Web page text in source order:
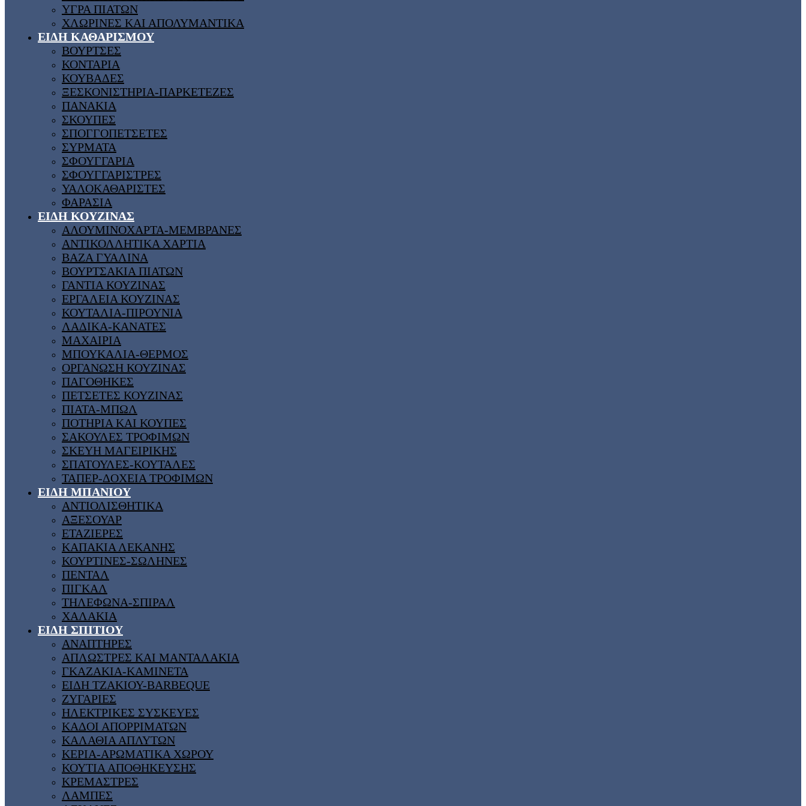
ΥΓΡΑ ΠΙΑΤΩΝ
ΧΛΩΡΙΝΕΣ ΚΑΙ ΑΠΟΛΥΜΑΝΤΙΚΑ
ΕΙΔΗ ΚΑΘΑΡΙΣΜΟΥ
ΒΟΥΡΤΣΕΣ
ΚΟΝΤΑΡΙΑ
ΚΟΥΒΑΔΕΣ
ΞΕΣΚΟΝΙΣΤΗΡΙΑ-ΠΑΡΚΕΤΕΖΕΣ
ΠΑΝΑΚΙΑ
ΣΚΟΥΠΕΣ
ΣΠΟΓΓΟΠΕΤΣΕΤΕΣ
ΣΥΡΜΑΤΑ
ΣΦΟΥΓΓΑΡΙΑ
ΣΦΟΥΓΓΑΡΙΣΤΡΕΣ
ΥΑΛΟΚΑΘΑΡΙΣΤΕΣ
ΦΑΡΑΣΙΑ
ΕΙΔΗ ΚΟΥΖΙΝΑΣ
ΑΛΟΥΜΙΝΟΧΑΡΤΑ-ΜΕΜΒΡΑΝΕΣ
ΑΝΤΙΚΟΛΛΗΤΙΚΑ ΧΑΡΤΙΑ
ΒΑΖΑ ΓΥΑΛΙΝΑ
ΒΟΥΡΤΣΑΚΙΑ ΠΙΑΤΩΝ
ΓΑΝΤΙΑ ΚΟΥΖΙΝΑΣ
ΕΡΓΑΛΕΙΑ ΚΟΥΖΙΝΑΣ
ΚΟΥΤΑΛΙΑ-ΠΙΡΟΥΝΙΑ
ΛΑΔΙΚΑ-ΚΑΝΑΤΕΣ
ΜΑΧΑΙΡΙΑ
ΜΠΟΥΚΑΛΙΑ-ΘΕΡΜΟΣ
ΟΡΓΑΝΩΣΗ ΚΟΥΖΙΝΑΣ
ΠΑΓΟΘΗΚΕΣ
ΠΕΤΣΕΤΕΣ ΚΟΥΖΙΝΑΣ
ΠΙΑΤΑ-ΜΠΩΛ
ΠΟΤΗΡΙΑ ΚΑΙ ΚΟΥΠΕΣ
ΣΑΚΟΥΛΕΣ ΤΡΟΦΙΜΩΝ
ΣΚΕΥΗ ΜΑΓΕΙΡΙΚΗΣ
ΣΠΑΤΟΥΛΕΣ-ΚΟΥΤΑΛΕΣ
ΤΑΠΕΡ-ΔΟΧΕΙΑ ΤΡΟΦΙΜΩΝ
ΕΙΔΗ ΜΠΑΝΙΟΥ
ΑΝΤΙΟΛΙΣΘΗΤΙΚΑ
ΑΞΕΣΟΥΑΡ
ΕΤΑΖΙΕΡΕΣ
ΚΑΠΑΚΙΑ ΛΕΚΑΝΗΣ
ΚΟΥΡΤΙΝΕΣ-ΣΩΛΗΝΕΣ
ΠΕΝΤΑΛ
ΠΙΓΚΑΛ
ΤΗΛΕΦΩΝΑ-ΣΠΙΡΑΛ
ΧΑΛΑΚΙΑ
ΕΙΔΗ ΣΠΙΤΙΟΥ
ΑΝΑΠΤΗΡΕΣ
ΑΠΛΩΣΤΡΕΣ ΚΑΙ ΜΑΝΤΑΛΑΚΙΑ
ΓΚΑΖΑΚΙΑ-ΚΑΜΙΝΕΤΑ
ΕΙΔΗ ΤΖΑΚΙΟΥ-BARBEQUE
ΖΥΓΑΡΙΕΣ
ΗΛΕΚΤΡΙΚΕΣ ΣΥΣΚΕΥΕΣ
ΚΑΔΟΙ ΑΠΟΡΡΙΜΑΤΩΝ
ΚΑΛΑΘΙΑ ΑΠΛΥΤΩΝ
ΚΕΡΙΑ-ΑΡΩΜΑΤΙΚΑ ΧΩΡΟΥ
ΚΟΥΤΙΑ ΑΠΟΘΗΚΕΥΣΗΣ
ΚΡΕΜΑΣΤΡΕΣ
ΛΑΜΠΕΣ